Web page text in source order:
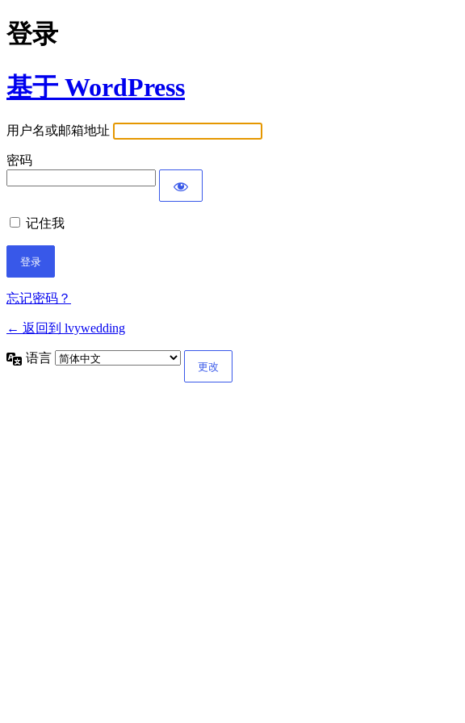
登录
基于 WordPress
用户名或邮箱地址
密码
记住我
忘记密码？
← 返回到 lvywedding
语言